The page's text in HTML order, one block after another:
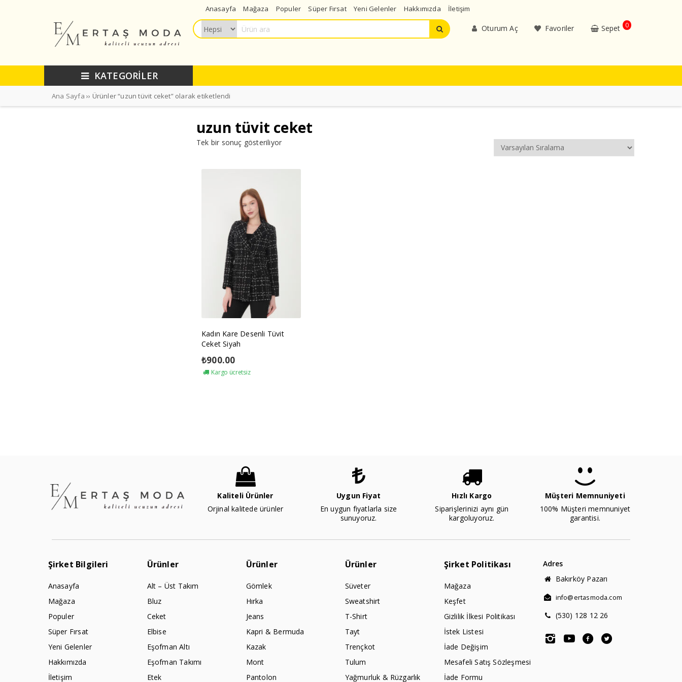
Anasayfa Mağaza Populer Süper Fırsat Yeni Gelenler Hakkımızda İletişim
Oturum Aç Favoriler Sepet 0
KATEGORİLER
Ana Sayfa ›› Ürünler “uzun tüvit ceket” olarak etiketlendi
uzun tüvit ceket
Tek bir sonuç gösteriliyor
Kadın Kare Desenli Tüvit
Ceket Siyah
₺900.00
Kargo ücretsiz
Kaliteli Ürünler
Orjinal kalitede ürünler
Uygun Fiyat
En uygun fiyatlarla size
sunuyoruz.
Hızlı Kargo
Siparişlerinizi aynı gün
kargoluyoruz.
Müşteri Memnuniyeti
100% Müşteri memnuniyet
garantisi.
Şirket Bilgileri
Anasayfa
Mağaza
Populer
Süper Fırsat
Yeni Gelenler
Hakkımızda
İletişim
Ürünler
Alt – Üst Takım
Bluz
Ceket
Elbise
Eşofman Altı
Eşofman Takımı
Etek
Ürünler
Gömlek
Hırka
Jeans
Kapri & Bermuda
Kazak
Mont
Pantolon
Ürünler
Süveter
Sweatshirt
T-Shirt
Tayt
Trençkot
Tulum
Yağmurluk & Rüzgarlık
Şirket Politikası
Mağaza
Keşfet
Gizlilik İlkesi Politikası
İstek Listesi
İade Değişim
Mesafeli Satış Sözleşmesi
İade Formu
Adres
Bakırköy Pazarı
info@ertasmoda.com
(530) 128 12 26